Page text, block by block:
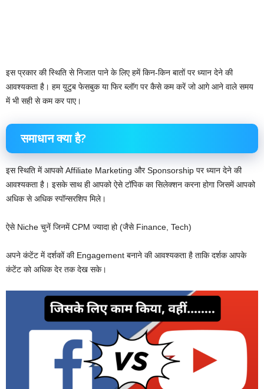
इस प्रकार की स्थिति से निजात पाने के लिए हमें किन-किन बातों पर ध्यान देने की
आवश्यकता है। हम युटुब फेसबुक या फिर ब्लॉग पर कैसे कम करें जो आगे आने वाले समय
में भी सही से कम कर पाए।
समाधान क्या है?
इस स्थिति में आपको Affiliate Marketing और Sponsorship पर ध्यान देने की
आवश्यकता है। इसके साथ ही आपको ऐसे टॉपिक का सिलेक्शन करना होगा जिसमें आपको
अधिक से अधिक स्पॉन्सरशिप मिले।
ऐसे Niche चुनें जिनमें CPM ज्यादा हो (जैसे Finance, Tech)
अपने कंटेंट में दर्शकों की Engagement बनाने की आवश्यकता है ताकि दर्शक आपके
कंटेंट को अधिक देर तक देख सके।